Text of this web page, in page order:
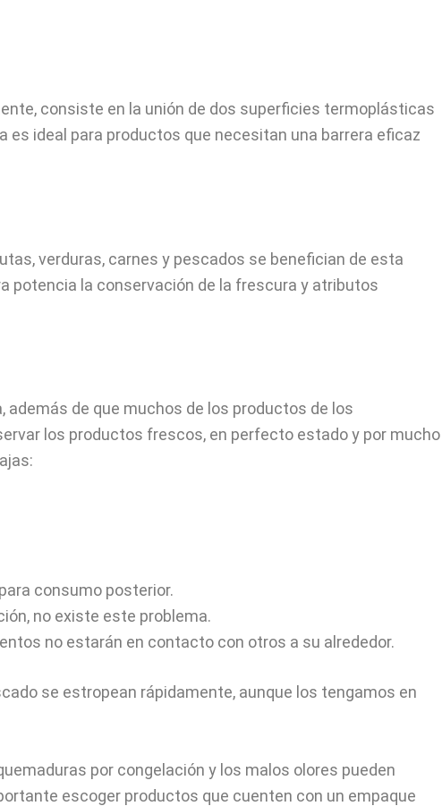
consiste en la unión de dos superficies termoplásticas
ideal para productos que necesitan una barrera eficaz
verduras, carnes y pescados se benefician de esta
potencia la conservación de la frescura y atributos
de que muchos de los productos de los
los productos frescos, en perfecto estado y por mucho
consumo posterior.
no existe este problema.
no estarán en contacto con otros a su alrededor.
se estropean rápidamente, aunque los tengamos en
por congelación y los malos olores pueden
escoger productos que cuenten con un empaque